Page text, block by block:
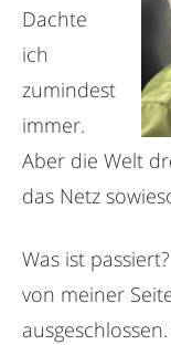
Dachte
ich
zumindest
immer.
Aber die Welt
das Netz
Was ist
von meiner